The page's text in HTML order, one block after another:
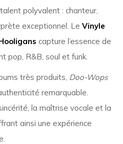
polyvalent : chanteur,
exceptionnel. Le Vinyle
capture l’essence de
pop, R&B, soul et funk.
très produits, Doo-Wops
remarquable.
la maîtrise vocale et la
ainsi une expérience